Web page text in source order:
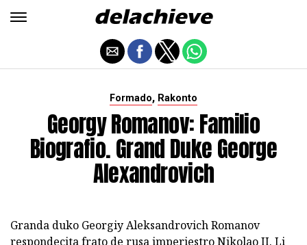
Formado, Rakonto
Georgy Romanov: Familio
Biografio. Grand Duke George
Alexandrovich
Granda duko Georgiy Aleksandrovich Romanov
respondecita frato de rusa imperiestro Nikolao II. Li